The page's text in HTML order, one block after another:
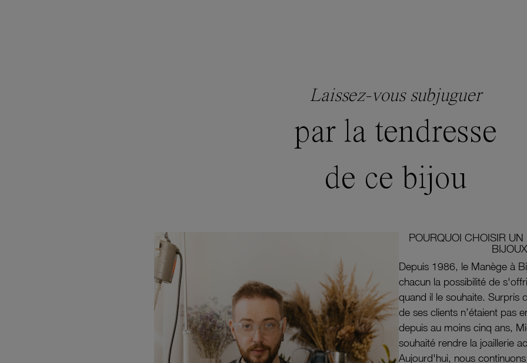
Laissez-vous subjuguer
par la tendresse
de ce bijou
POURQUOI CHOISIR
Depuis 1986, le Manège à
chacun la possibilité de
quand il le souhaite. Surpris
de ses clients n’étaient pas
depuis au moins cinq ans,
souhaité rendre la joaillerie
Aujourd'hui, nous